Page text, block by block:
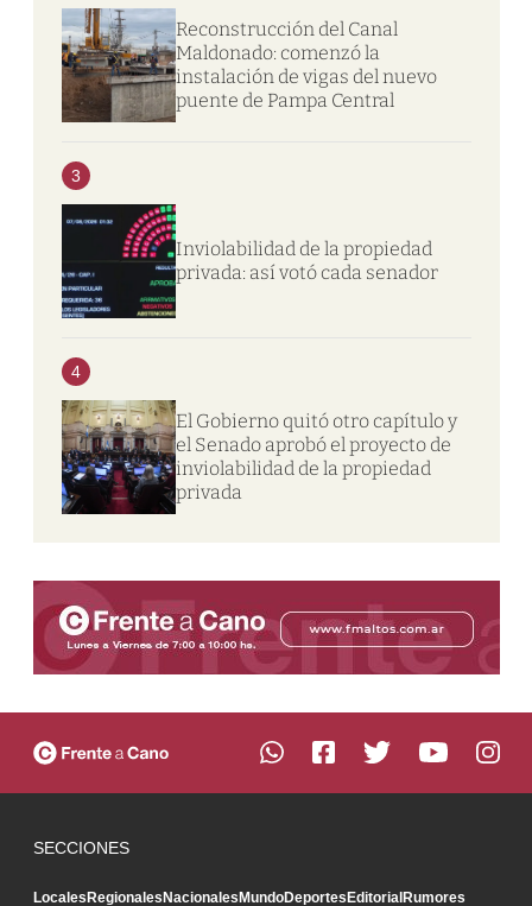
Reconstrucción del Canal
Maldonado: comenzó la
instalación de vigas del nuevo
puente de Pampa Central
3
Inviolabilidad de la propiedad
privada: así votó cada senador
4
El Gobierno quitó otro capítulo y
el Senado aprobó el proyecto de
inviolabilidad de la propiedad
privada
SECCIONES
LocalesRegionalesNacionalesMundoDeportesEditorialRumores